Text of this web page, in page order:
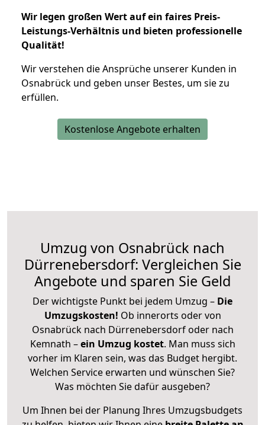
Wir legen großen Wert auf ein faires Preis-
Leistungs-Verhältnis und bieten professionelle
Qualität!
Wir verstehen die Ansprüche unserer Kunden in
Osnabrück und geben unser Bestes, um sie zu
erfüllen.
Kostenlose Angebote erhalten
Umzug von Osnabrück nach
Dürrenebersdorf: Vergleichen Sie
Angebote und sparen Sie Geld
Der wichtigste Punkt bei jedem Umzug – Die
Umzugskosten! Ob innerorts oder von
Osnabrück nach Dürrenebersdorf oder nach
Kemnath –ein Umzug kostet. Man muss sich
vorher im Klaren sein, was das Budget hergibt.
Welchen Service erwarten und wünschen Sie?
Was möchten Sie dafür ausgeben?
Um Ihnen bei der Planung Ihres Umzugsbudgets